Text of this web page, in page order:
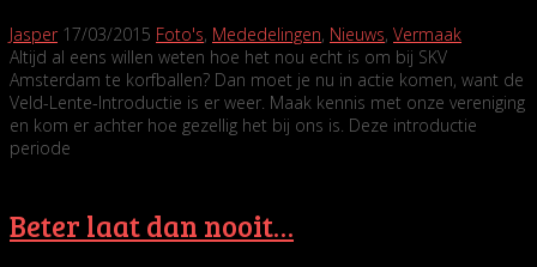
Jasper 17/03/2015 Foto's, Mededelingen, Nieuws, Vermaak
Altijd al eens willen weten hoe het nou echt is om bij SKV
Amsterdam te korfballen? Dan moet je nu in actie komen, want de
Veld-Lente-Introductie is er weer. Maak kennis met onze vereniging
en kom er achter hoe gezellig het bij ons is. Deze introductie
periode
Beter laat dan nooit…